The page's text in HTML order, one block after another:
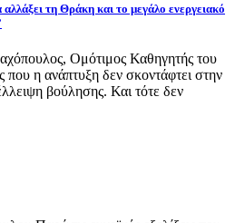
τη Θράκη και το μεγάλο ενεργειακό
Ομότιμος Καθηγητής του
η ανάπτυξη δεν σκοντάφτει στην
βούλησης. Και τότε δεν